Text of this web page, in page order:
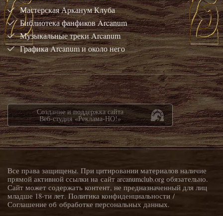
Мастерская Арканум Клуба
Библиотека фанфиков Arcanum
Музыкальные треки Arcanum
Графика Arcanum и около него
Создание и поддержка сайта
Веб-студия «Реклама-НО!»
Все права защищены. При цитировании материалов наличие
прямой активной ссылки на сайт arcanumclub.org обязательно.
Сайт может содержать контент, не предназначенный для лиц
младше 18-ти лет. Политика конфиденциальности /
Соглашение об обработке персональных данных.